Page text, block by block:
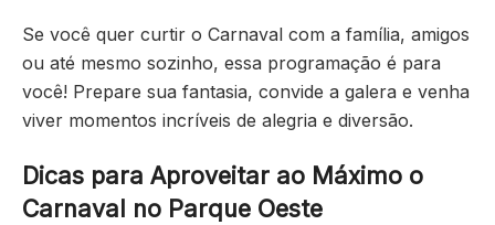
Se você quer curtir o Carnaval com a família, amigos
ou até mesmo sozinho, essa programação é para
você! Prepare sua fantasia, convide a galera e venha
viver momentos incríveis de alegria e diversão.
Dicas para Aproveitar ao Máximo o
Carnaval no Parque Oeste